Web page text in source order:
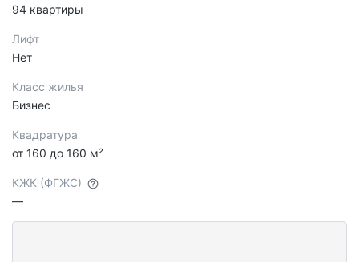
94 квартиры
Лифт
Нет
Класс жилья
Бизнес
Квадратура
от 160 до 160 м²
КЖК (ФГЖС)
—